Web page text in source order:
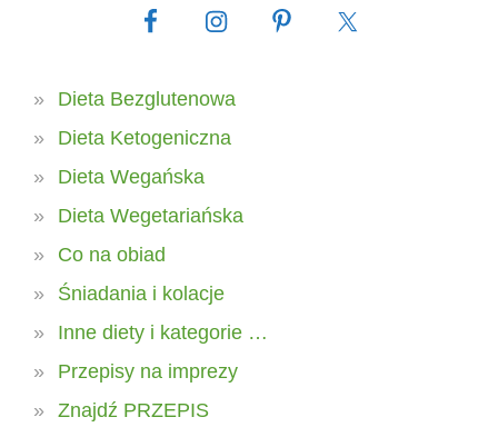
Dieta Bezglutenowa
Dieta Ketogeniczna
Dieta Wegańska
Dieta Wegetariańska
Co na obiad
Śniadania i kolacje
Inne diety i kategorie …
Przepisy na imprezy
Znajdź PRZEPIS